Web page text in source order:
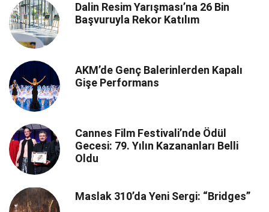
Dalin Resim Yarışması’na 26 Bin
Başvuruyla Rekor Katılım
AKM’de Genç Balerinlerden Kapalı
Gişe Performans
Cannes Film Festivali’nde Ödül
Gecesi: 79. Yılın Kazananları Belli
Oldu
Maslak 310’da Yeni Sergi: “Bridges”